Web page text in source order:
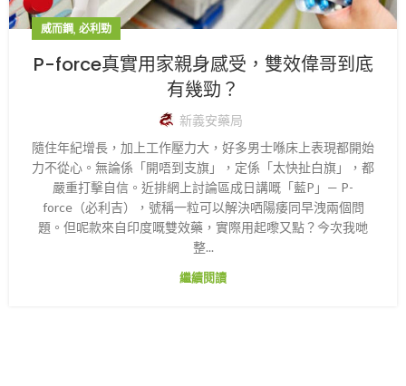
威而鋼, 必利勁
P-force真實用家親身感受，雙效偉哥到底
有幾勁？
新義安藥局
隨住年紀增長，加上工作壓力大，好多男士喺床上表現都開始
力不從心。無論係「開唔到支旗」，定係「太快扯白旗」，都
嚴重打擊自信。近排網上討論區成日講嘅「藍P」— P-
force（必利吉），號稱一粒可以解決哂陽痿同早洩兩個問
題。但呢款來自印度嘅雙效藥，實際用起嚟又點？今次我哋
整...
繼續閱讀